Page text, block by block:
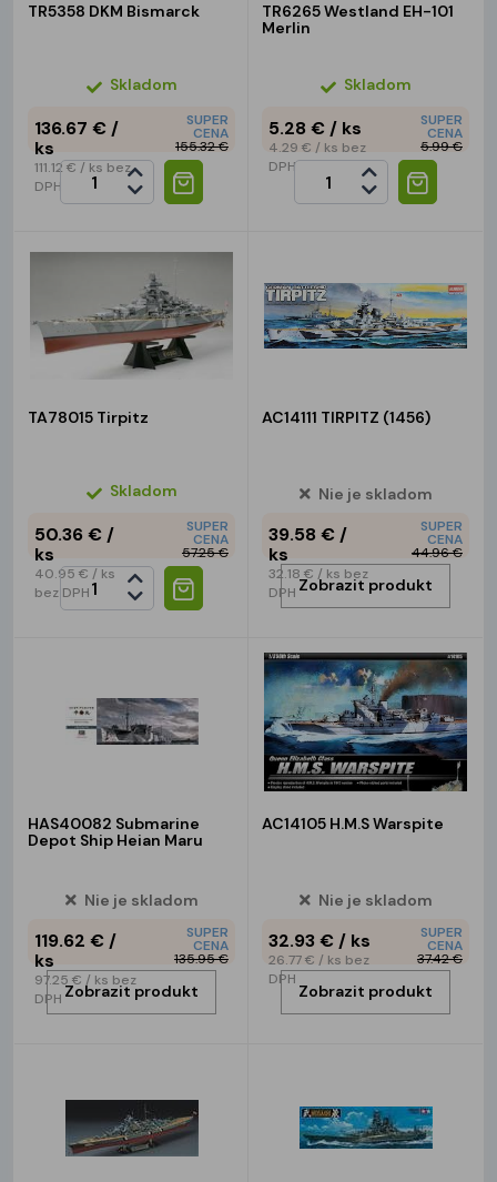
TR5358 DKM Bismarck
Skladom
136.67 €/
ks
111.12 € / ks bez
DPH
SUPER
CENA
155.32 €
TR6265 Westland EH-101
Merlin
Skladom
5.28 €/ ks
4.29 € / ks bez
DPH
SUPER
CENA
5.99 €
TA78015 Tirpitz
Skladom
50.36 €/
ks
40.95 € / ks
bez DPH
SUPER
CENA
57.25 €
AC14111 TIRPITZ (1456)
Nie je skladom
39.58 €/
ks
32.18 € / ks bez
DPH
SUPER
CENA
44.96 €
Zobrazit produkt
HAS40082 Submarine
Depot Ship Heian Maru
Nie je skladom
119.62 €/
ks
97.25 € / ks bez
DPH
SUPER
CENA
135.95 €
Zobrazit produkt
AC14105 H.M.S Warspite
Nie je skladom
32.93 €/ ks
26.77 € / ks bez
DPH
SUPER
CENA
37.42 €
Zobrazit produkt